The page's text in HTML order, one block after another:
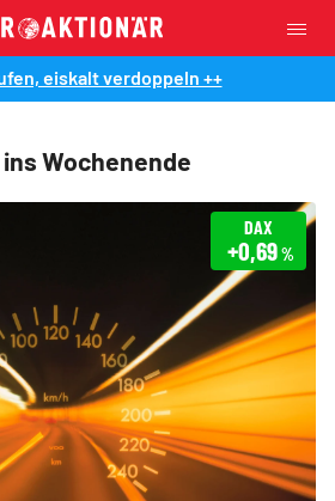
eiskalt verdoppeln ++
Wochenende
DAX
+0,69%